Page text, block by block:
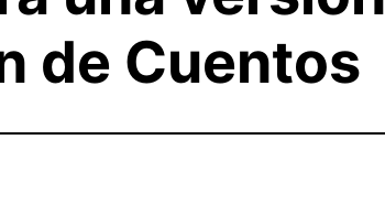
de Cuentos